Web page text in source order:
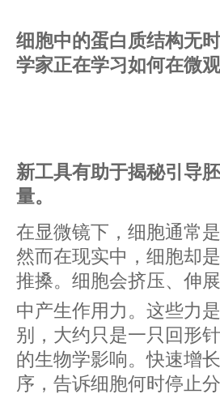
细胞中的蛋白质结构无
学家正在学习如何在微
新工具有助于揭秘引导
量。
在显微镜下，细胞通常
然而在现实中，细胞却
推搡。细胞会挤压、伸
中产生作用力。这些力
别，大约只是一只回形
的生物学影响。快速增
序，告诉细胞何时停止